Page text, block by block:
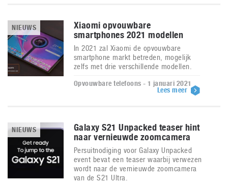
NIEUWS
Xiaomi opvouwbare
smartphones 2021 modellen
In 2021 zal Xiaomi de opvouwbare
smartphone markt betreden, mogelijk
zelfs met drie verschillende modellen.
Opvouwbare telefoons - 1 januari 2021
Lees meer
NIEUWS
Galaxy S21 Unpacked teaser hint
naar vernieuwde zoomcamera
Persuitnodiging voor Galaxy Unpacked
event bevat een teaser waarbij verwezen
wordt naar de vernieuwde zoomcamera
van de S21 Ultra.